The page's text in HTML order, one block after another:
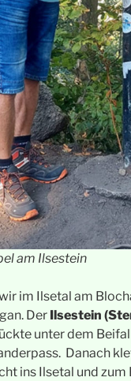
am Ilsestein
im Ilsetal am
Der Ilsestein
unter dem
Danach
ins Ilsetal und zum